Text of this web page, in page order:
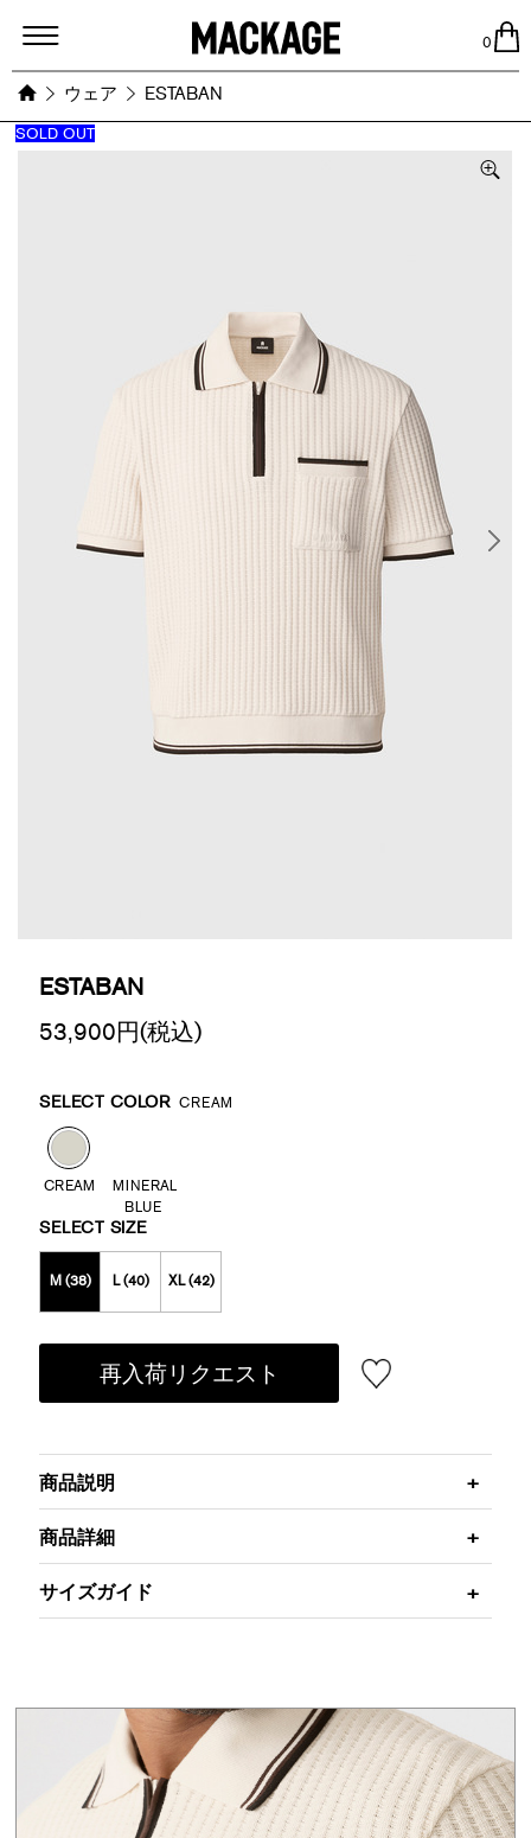
MACKAGE
0
ウェア ESTABAN
SOLD OUT
ESTABAN
53,900円(税込)
Variations
SELECT COLOR CREAM
CREAM
MINERAL
BLUE
SELECT SIZE
M (38) L (40) XL (42)
再入荷リクエスト
商品説明
商品詳細
サイズガイド